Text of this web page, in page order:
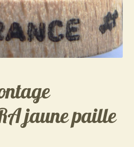
jaune paille